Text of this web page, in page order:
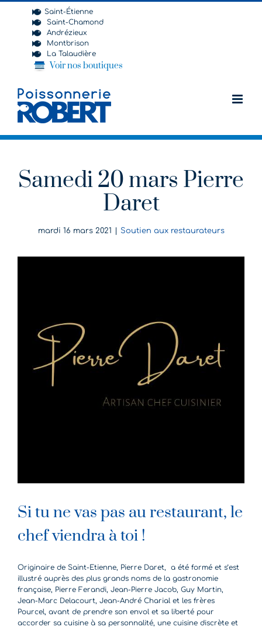
Saint-Étienne
Saint-Chamond
Andrézieux
Montbrison
La Talaudière
Voir nos boutiques
Samedi 20 mars Pierre
Daret
mardi 16 mars 2021 Soutien aux restaurateurs
Si tu ne vas pas au restaurant, le
chef viendra à toi !
Originaire de Saint-Etienne, Pierre Daret, a été formé et s’est
illustré auprès des plus grands noms de la gastronomie
française, Pierre Ferandi, Jean-Pierre Jacob, Guy Martin,
Jean-Marc Delacourt, Jean-André Charial et les frères
Pourcel, avant de prendre son envol et sa liberté pour
accorder sa cuisine à sa personnalité, une cuisine discrète et